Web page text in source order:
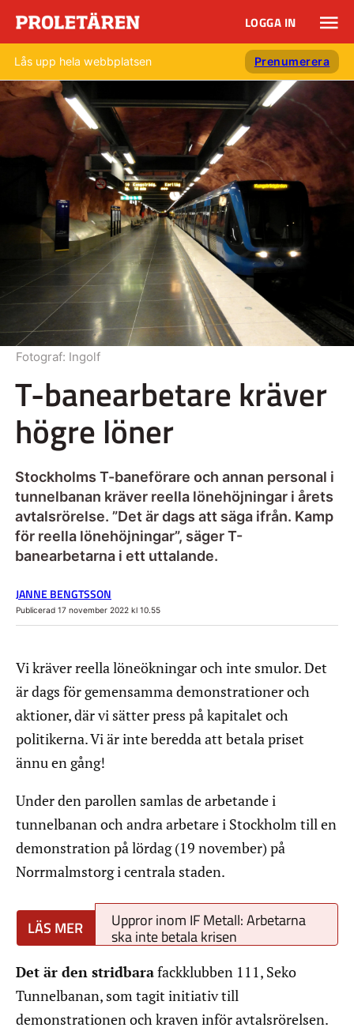
LOGGA IN
Lås upp hela webbplatsen Prenumerera
T-banearbetare kräver
högre löner
Stockholms T-baneförare och annan personal i
tunnelbanan kräver reella lönehöjningar i årets
avtalsrörelse. ”Det är dags att säga ifrån. Kamp
för reella lönehöjningar”, säger T-
banearbetarna i ett uttalande.
Fotograf: Ingolf
JANNE BENGTSSON
Publicerad 17 november 2022 kl 10.55
Vi kräver reella löneökningar och inte smulor. Det
är dags för gemensamma demonstrationer och
aktioner, där vi sätter press på kapitalet och
politikerna. Vi är inte beredda att betala priset
ännu en gång!
Under den parollen samlas de arbetande i
tunnelbanan och andra arbetare i Stockholm till en
demonstration på lördag (19 november) på
Norrmalmstorg i centrala staden.
Uppror inom IF Metall: Arbetarna
ska inte betala krisen
Det är den stridbarafackklubben 111, Seko
Tunnelbanan, som tagit initiativ till
demonstrationen och kraven inför avtalsrörelsen.